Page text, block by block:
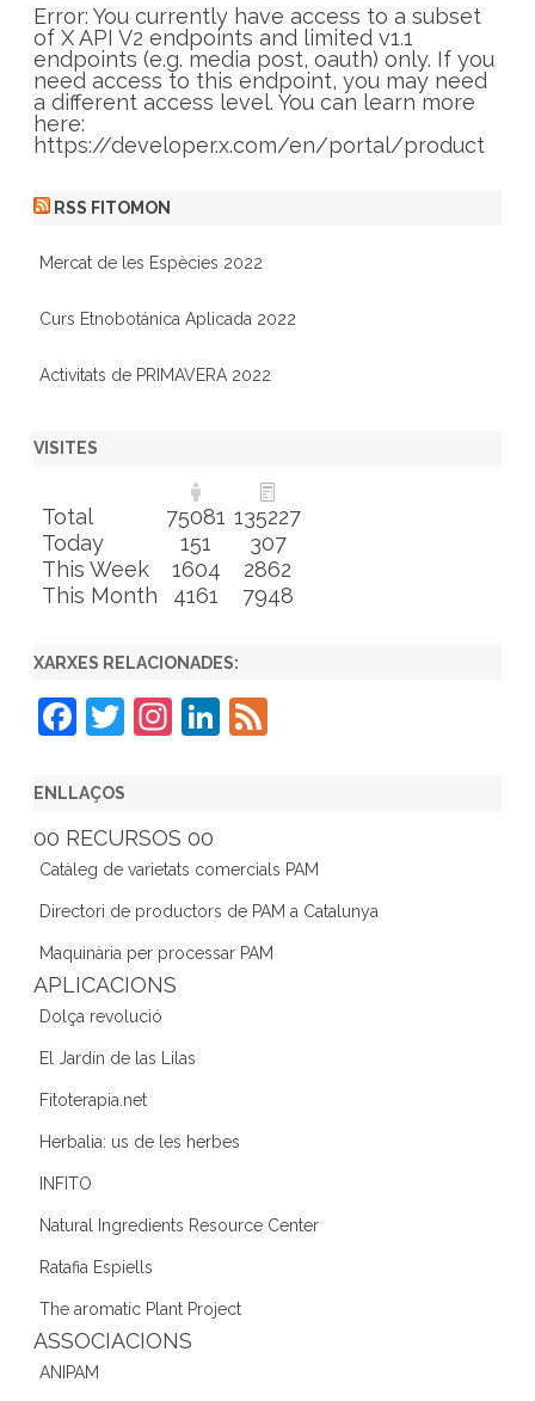
r
i
e
s
Error: You currently have access to a subset
of X API V2 endpoints and limited v1.1
endpoints (e.g. media post, oauth) only. If you
need access to this endpoint, you may need
a different access level. You can learn more
here:
https://developer.x.com/en/portal/product
RSS FITOMON
Mercat de les Espècies 2022
Curs Etnobotánica Aplicada 2022
Activitats de PRIMAVERA 2022
VISITES
Total 75081 135227
Today
151
307
This Week
1604
2862
This Month
4161 7948
XARXES RELACIONADES:
F
c
e
b
o
o
k
T
er
In
gr
a
m
Li
dI
n
ENLLAÇOS
00 RECURSOS 00
Catàleg de varietats comercials PAM
Directori de productors de PAM a Catalunya
Maquinària per processar PAM
APLICACIONS
Dolça revolució
El Jardín de las Lilas
Fitoterapia.net
Herbalia: us de les herbes
INFITO
Natural Ingredients Resource Center
Ratafia Espiells
The aromatic Plant Project
ASSOCIACIONS
ANIPAM